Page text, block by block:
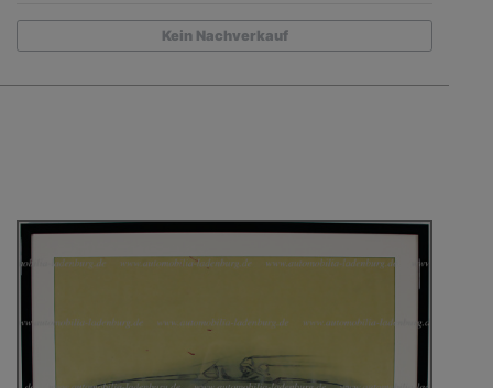
Kein Nachverkauf